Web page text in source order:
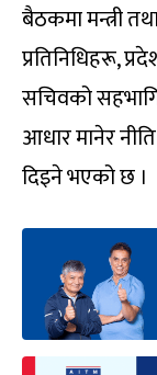
बैठकमा मन्त्री
प्रतिनिधिहरू,
सचिवको
आधार मानेर
दिइने भएको छ ।